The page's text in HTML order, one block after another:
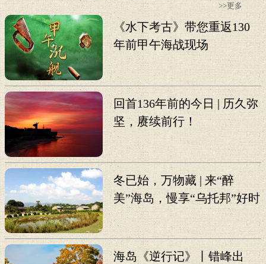
>>更多
《水下考古》带您重返130
年前甲午海战现场
回首136年前的今日 | 历久弥
坚，赓续前行！
冬已始，万物藏 | 来“醉
美”海岛，慢享“乌托邦”好时
光
海岛《逆行记》丨错峰出